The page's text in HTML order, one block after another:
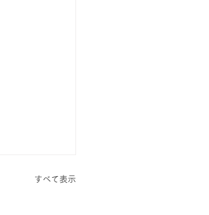
すべて表示